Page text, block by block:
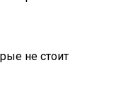
не стоит